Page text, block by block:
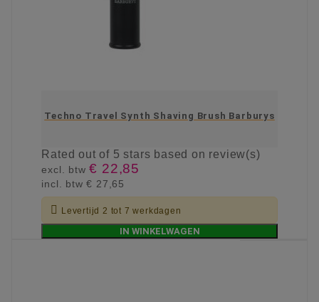
Techno Travel Synth Shaving Brush Barburys
Ratedout of 5 stars based on review(s)
excl. btw€ 22,85
incl. btw€ 27,65
 Levertijd 2 tot 7 werkdagen
IN WINKELWAGEN